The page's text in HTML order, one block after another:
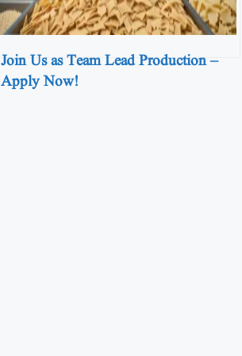
Join Us as Team Lead Production –
Apply Now!